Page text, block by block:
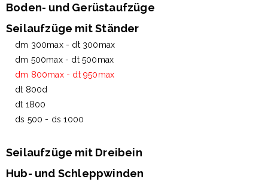
Boden- und Gerüstaufzüge
Seilaufzüge mit Ständer
dm 300max - dt 300max
dm 500max - dt 500max
dm 800max - dt 950max
dt 800d
dt 1800
ds 500 - ds 1000
Seilaufzüge mit Dreibein
Hub- und Schleppwinden